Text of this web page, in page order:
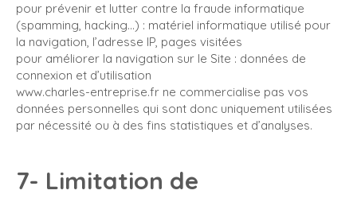
pour prévenir et lutter contre la fraude informatique
(spamming, hacking…) : matériel informatique utilisé pour
la navigation, l’adresse IP, pages visitées
pour améliorer la navigation sur le Site : données de
connexion et d’utilisation
www.charles-entreprise.fr ne commercialise pas vos
données personnelles qui sont donc uniquement utilisées
par nécessité ou à des fins statistiques et d’analyses.
7- Limitation de